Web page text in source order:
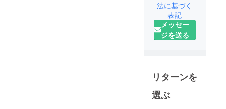
つなぐミニ
バスとして
運行開始し
ました。
えます。こ
のバスは、
天ぷらなど
法に基づく
表記
メッセー
ジを送る
リターンを
選ぶ